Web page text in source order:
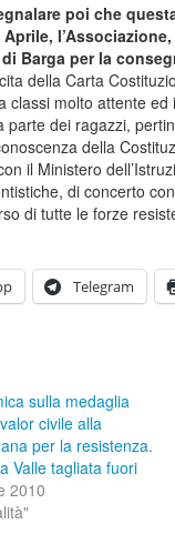
poi che
Barga per la
della Carta
molto attente ed
dei ragazzi,
della
il Ministero
di concerto
di tutte le forze
Telegram
sulla medaglia
civile alla
per la resistenza.
Valle tagliata fuori
2010